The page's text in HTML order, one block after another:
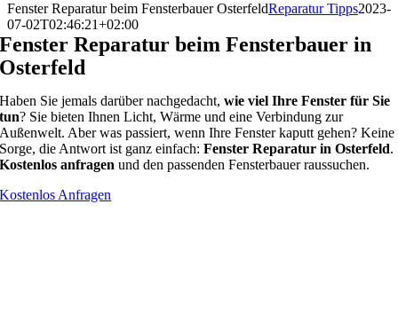
Fenster Reparatur beim Fensterbauer OsterfeldReparatur Tipps2023-
07-02T02:46:21+02:00
Fenster Reparatur beim Fensterbauer in
Osterfeld
Haben Sie jemals darüber nachgedacht,wie viel Ihre Fenster für Sie
tun? Sie bieten Ihnen Licht, Wärme und eine Verbindung zur
Außenwelt. Aber was passiert, wenn Ihre Fenster kaputt gehen? Keine
Sorge, die Antwort ist ganz einfach: Fenster Reparatur in Osterfeld.
Kostenlos anfragen und den passenden Fensterbauer raussuchen.
Kostenlos Anfragen